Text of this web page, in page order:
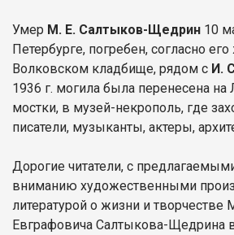
Умер М. Е. Салтыков-Щедрин 10
Петербурге, погребен, согласно
Волковском кладбище, рядом с И.
1936 г. могила была перенесена на
мостки, в музей-некрополь, где
писатели, музыканты, актеры,
Дорогие читатели, с
вниманию художественными
литературой о жизни и творчестве
Евграфовича Салтыкова-Щедрина